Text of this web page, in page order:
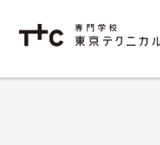
学科紹